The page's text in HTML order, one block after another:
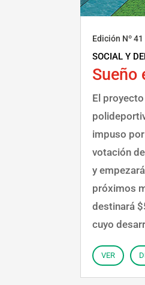
Edición Nº
SOCIAL Y
Sueño
El
impuso
votación
y
próximos
destinará
cuyo
VER